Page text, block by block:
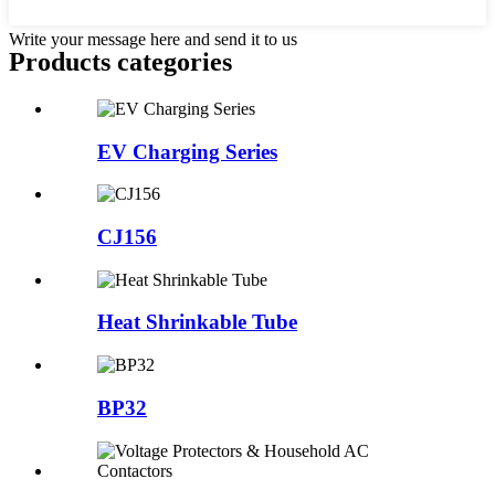
Write your message here and send it to us
Products categories
EV Charging Series
CJ156
Heat Shrinkable Tube
BP32